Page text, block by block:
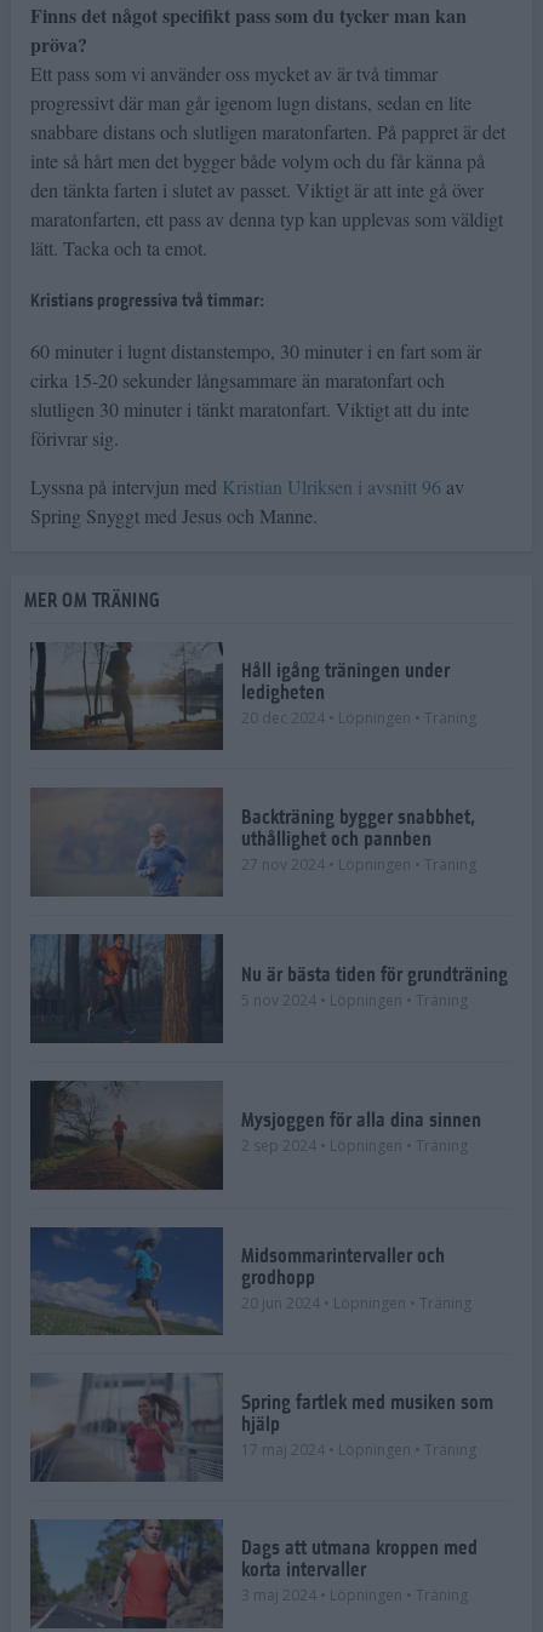
Finns det något specifikt pass som du tycker man kan
pröva?
Ett pass som vi använder oss mycket av är två timmar
progressivt där man går igenom lugn distans, sedan en lite
snabbare distans och slutligen maratonfarten. På pappret är det
inte så hårt men det bygger både volym och du får känna på
den tänkta farten i slutet av passet. Viktigt är att inte gå över
maratonfarten, ett pass av denna typ kan upplevas som väldigt
lätt. Tacka och ta emot.
Kristians progressiva två timmar:
60 minuter i lugnt distanstempo, 30 minuter i en fart som är
cirka 15-20 sekunder långsammare än maratonfart och
slutligen 30 minuter i tänkt maratonfart. Viktigt att du inte
förivrar sig.
Lyssna på intervjun med Kristian Ulriksen i avsnitt 96 av
Spring Snyggt med Jesus och Manne.
MER OM TRÄNING
Håll igång träningen under
ledigheten
20 dec 2024 • Löpningen • Träning
Backträning bygger snabbhet,
uthållighet och pannben
27 nov 2024 • Löpningen • Träning
Nu är bästa tiden för grundträning
5 nov 2024 • Löpningen • Träning
Mysjoggen för alla dina sinnen
2 sep 2024 • Löpningen • Träning
Midsommarintervaller och
grodhopp
20 jun 2024 • Löpningen • Träning
Spring fartlek med musiken som
hjälp
17 maj 2024 • Löpningen • Träning
Dags att utmana kroppen med
korta intervaller
3 maj 2024 • Löpningen • Träning